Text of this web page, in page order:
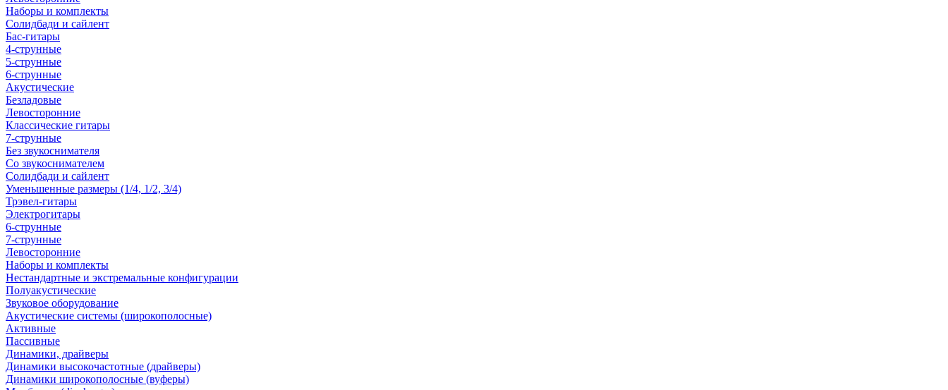
Наборы и комплекты
Солидбади и сайлент
Бас-гитары
4-струнные
5-струнные
6-струнные
Акустические
Безладовые
Левосторонние
Классические гитары
7-струнные
Без звукоснимателя
Со звукоснимателем
Солидбади и сайлент
Уменьшенные размеры (1/4, 1/2, 3/4)
Трэвел-гитары
Электрогитары
6-струнные
7-струнные
Левосторонние
Наборы и комплекты
Нестандартные и экстремальные конфигурации
Полуакустические
Звуковое оборудование
Акустические системы (широкополосные)
Активные
Пассивные
Динамики, драйверы
Динамики высокочастотные (драйверы)
Динамики широкополосные (вуферы)